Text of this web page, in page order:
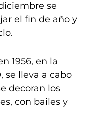
se
el fin de año y
1956, en la
se lleva a cabo
decoran los
con bailes y